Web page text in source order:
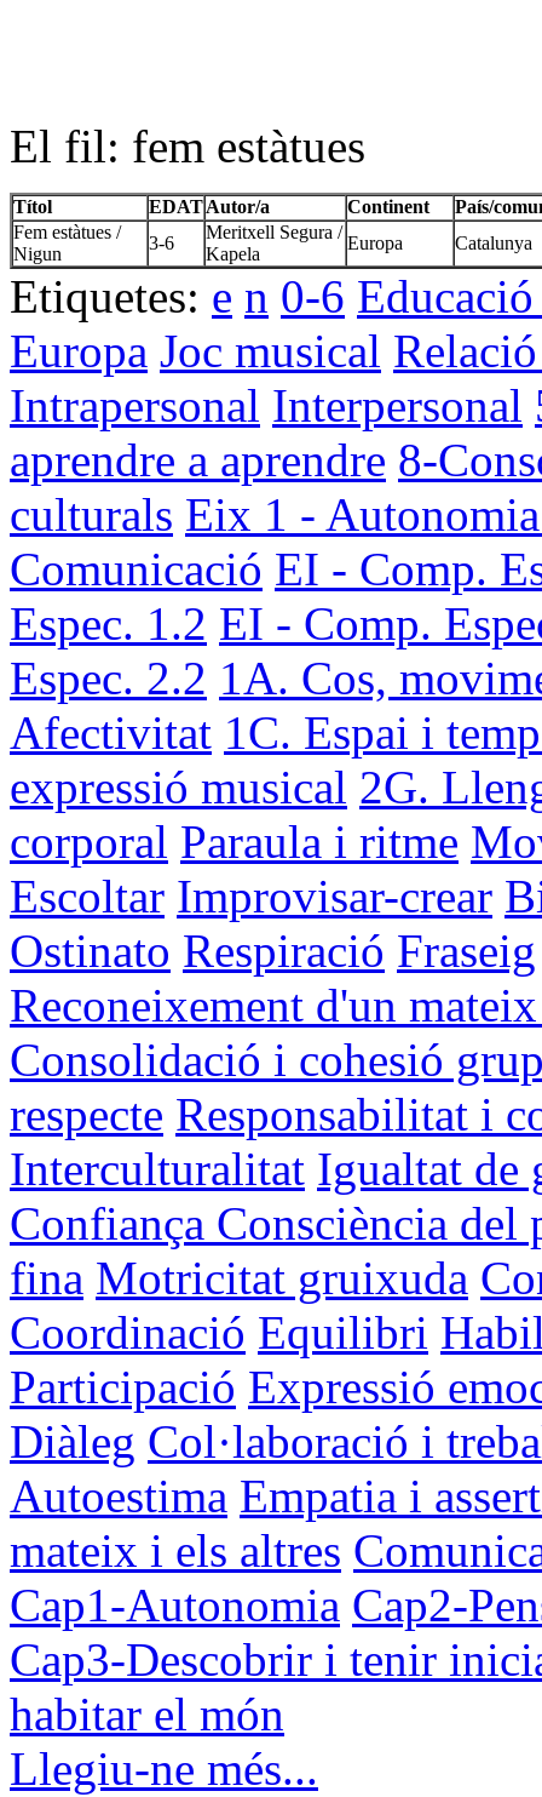
El fil: fem estàtues
Títol EDATAutor/a Continent
País/
Fem estàtues /
Nigun
3-6
Meritxell Segura /
Kapela
Europa Catalunya
Etiquetes: e n 0-6
Europa Joc musical
Intrapersonal Interpersonal
aprendre a aprendre 8-
culturals Eix 1 -
Comunicació EI - Comp.
Espec. 1.2 EI - Comp.
Espec. 2.2 1A. Cos,
Afectivitat 1C. Espai i
expressió musical 2G.
corporal Paraula i ritme
Escoltar Improvisar-crear
Ostinato Respiració Fraseig
Reconeixement d'un
Consolidació i cohesió
respecte Responsabilitat i
Interculturalitat Igualtat de
Confiança Consciència del
fina Motricitat gruixuda
Coordinació Equilibri
Participació Expressió
Diàleg Col·laboració i
Autoestima Empatia i
mateix i els altres
Cap1-Autonomia Cap2-
Cap3-Descobrir i tenir
habitar el món
Llegiu-ne més...